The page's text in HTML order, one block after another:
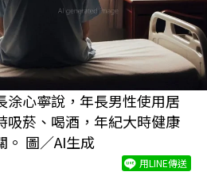
涂心寧說，年長男性使用居
吸菸、喝酒，年紀大時健康
。 圖／AI生成
用LINE傳送